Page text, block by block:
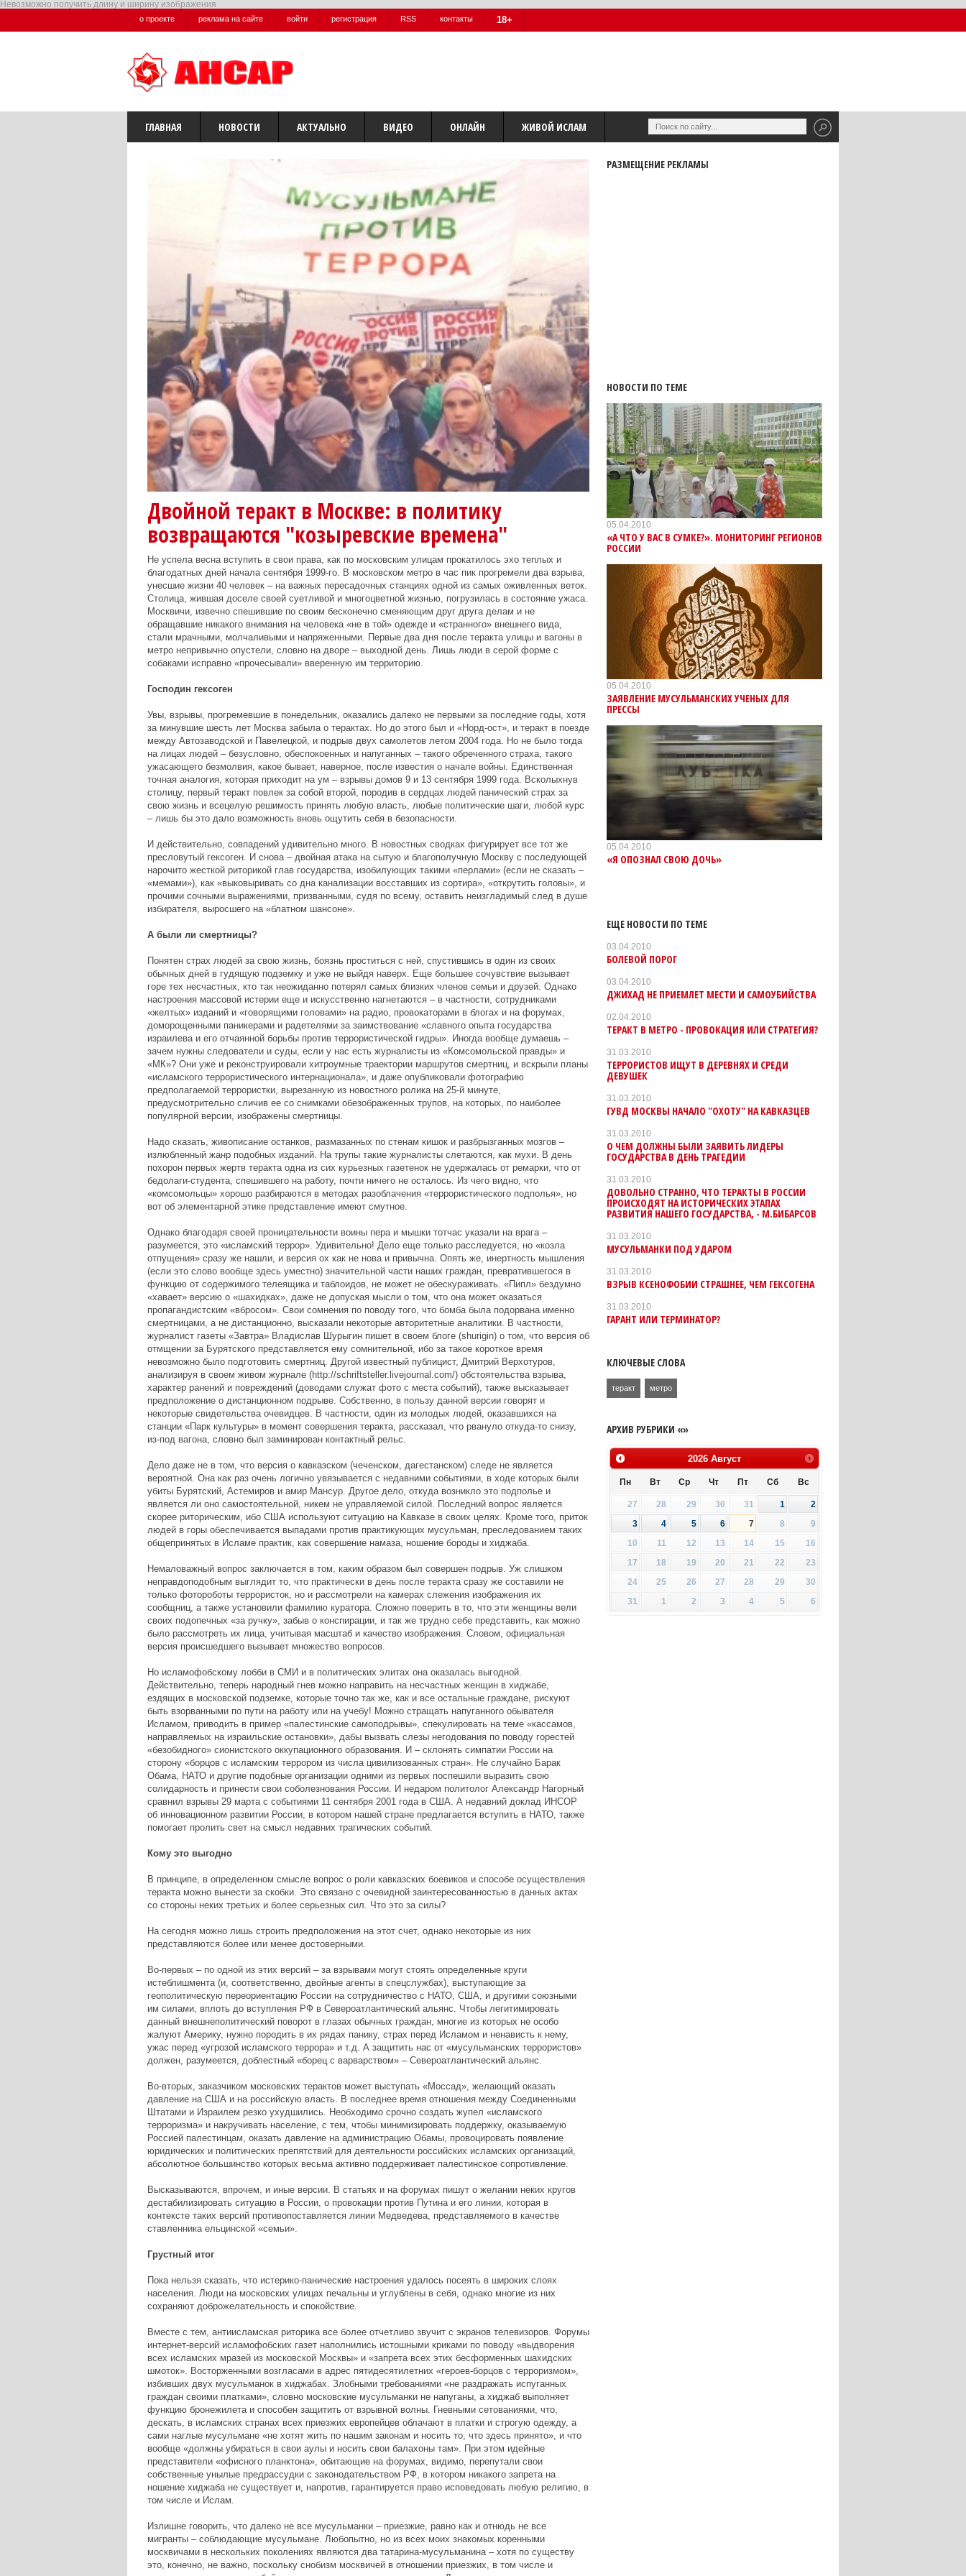
Невозможно получить длину и ширину изображения
о проекте реклама на сайте войти регистрация RSS контакты 18+
ГЛАВНАЯ НОВОСТИ АКТУАЛЬНО ВИДЕО ОНЛАЙН ЖИВОЙ ИСЛАМ
Двойной теракт в Москве: в политику
возвращаются "козыревские времена"
Не успела весна вступить в свои права, как по московским улицам прокатилось эхо теплых и
благодатных дней начала сентября 1999-го. В московском метро в час пик прогремели два взрыва,
унесшие жизни 40 человек – на важных пересадочных станциях одной из самых оживленных веток.
Столица, жившая доселе своей суетливой и многоцветной жизнью, погрузилась в состояние ужаса.
Москвичи, извечно спешившие по своим бесконечно сменяющим друг друга делам и не
обращавшие никакого внимания на человека «не в той» одежде и «странного» внешнего вида,
стали мрачными, молчаливыми и напряженными. Первые два дня после теракта улицы и вагоны в
метро непривычно опустели, словно на дворе – выходной день. Лишь люди в серой форме с
собаками исправно «прочесывали» вверенную им территорию.
Господин гексоген
Увы, взрывы, прогремевшие в понедельник, оказались далеко не первыми за последние годы, хотя
за минувшие шесть лет Москва забыла о терактах. Но до этого был и «Норд-ост», и теракт в поезде
между Автозаводской и Павелецкой, и подрыв двух самолетов летом 2004 года. Но не было тогда
на лицах людей – безусловно, обеспокоенных и напуганных – такого обреченного страха, такого
ужасающего безмолвия, какое бывает, наверное, после известия о начале войны. Единственная
точная аналогия, которая приходит на ум – взрывы домов 9 и 13 сентября 1999 года. Всколыхнув
столицу, первый теракт повлек за собой второй, породив в сердцах людей панический страх за
свою жизнь и всецелую решимость принять любую власть, любые политические шаги, любой курс
– лишь бы это дало возможность вновь ощутить себя в безопасности.
И действительно, совпадений удивительно много. В новостных сводках фигурирует все тот же
пресловутый гексоген. И снова – двойная атака на сытую и благополучную Москву с последующей
нарочито жесткой риторикой глав государства, изобилующих такими «перлами» (если не сказать –
«мемами»), как «выковыривать со дна канализации восставших из сортира», «открутить головы», и
прочими сочными выражениями, призванными, судя по всему, оставить неизгладимый след в душе
избирателя, выросшего на «блатном шансоне».
А были ли смертницы?
Понятен страх людей за свою жизнь, боязнь проститься с ней, спустившись в один из своих
обычных дней в гудящую подземку и уже не выйдя наверх. Еще большее сочувствие вызывает
горе тех несчастных, кто так неожиданно потерял самых близких членов семьи и друзей. Однако
настроения массовой истерии еще и искусственно нагнетаются – в частности, сотрудниками
«желтых» изданий и «говорящими головами» на радио, провокаторами в блогах и на форумах,
доморощенными паникерами и радетелями за заимствование «славного опыта государства
израилева и его отчаянной борьбы против террористической гидры». Иногда вообще думаешь –
зачем нужны следователи и суды, если у нас есть журналисты из «Комсомольской правды» и
«МК»? Они уже и реконструировали хитроумные траектории маршрутов смертниц, и вскрыли планы
«исламского террористического интернационала», и даже опубликовали фотографию
предполагаемой террористки, вырезанную из новостного ролика на 25-й минуте,
предусмотрительно сличив ее со снимками обезображенных трупов, на которых, по наиболее
популярной версии, изображены смертницы.
Надо сказать, живописание останков, размазанных по стенам кишок и разбрызганных мозгов –
излюбленный жанр подобных изданий. На трупы такие журналисты слетаются, как мухи. В день
похорон первых жертв теракта одна из сих курьезных газетенок не удержалась от ремарки, что от
бедолаги-студента, спешившего на работу, почти ничего не осталось. Из чего видно, что
«комсомольцы» хорошо разбираются в методах разоблачения «террористического подполья», но
вот об элементарной этике представление имеют смутное.
Однако благодаря своей проницательности воины пера и мышки тотчас указали на врага –
разумеется, это «исламский террор». Удивительно! Дело еще только расследуется, но «козла
отпущения» сразу же нашли, и версия ох как не нова и привычна. Опять же, инертность мышления
(если это слово вообще здесь уместно) значительной части наших граждан, превратившегося в
функцию от содержимого телеящика и таблоидов, не может не обескураживать. «Пипл» бездумно
«хавает» версию о «шахидках», даже не допуская мысли о том, что она может оказаться
пропагандистским «вбросом». Свои сомнения по поводу того, что бомба была подорвана именно
смертницами, а не дистанционно, высказали некоторые авторитетные аналитики. В частности,
журналист газеты «Завтра» Владислав Шурыгин пишет в своем блоге (shurigin) о том, что версия об
отмщении за Бурятского представляется ему сомнительной, ибо за такое короткое время
невозможно было подготовить смертниц. Другой известный публицист, Дмитрий Верхотуров,
анализируя в своем живом журнале (http://schriftsteller.livejournal.com/) обстоятельства взрыва,
характер ранений и повреждений (доводами служат фото с места событий), также высказывает
предположение о дистанционном подрыве. Собственно, в пользу данной версии говорят и
некоторые свидетельства очевидцев. В частности, один из молодых людей, оказавшихся на
станции «Парк культуры» в момент совершения теракта, рассказал, что рвануло откуда-то снизу,
из-под вагона, словно был заминирован контактный рельс.
Дело даже не в том, что версия о кавказском (чеченском, дагестанском) следе не является
вероятной. Она как раз очень логично увязывается с недавними событиями, в ходе которых были
убиты Бурятский, Астемиров и амир Мансур. Другое дело, откуда возникло это подполье и
является ли оно самостоятельной, никем не управляемой силой. Последний вопрос является
скорее риторическим, ибо США используют ситуацию на Кавказе в своих целях. Кроме того, приток
людей в горы обеспечивается выпадами против практикующих мусульман, преследованием таких
общепринятых в Исламе практик, как совершение намаза, ношение бороды и хиджаба.
Немаловажный вопрос заключается в том, каким образом был совершен подрыв. Уж слишком
неправдоподобным выглядит то, что практически в день после теракта сразу же составили не
только фотороботы террористок, но и рассмотрели на камерах слежения изображения их
сообщниц, а также установили фамилию куратора. Сложно поверить в то, что эти женщины вели
своих подопечных «за ручку», забыв о конспирации, и так же трудно себе представить, как можно
было рассмотреть их лица, учитывая масштаб и качество изображения. Словом, официальная
версия происшедшего вызывает множество вопросов.
Но исламофобскому лобби в СМИ и в политических элитах она оказалась выгодной.
Действительно, теперь народный гнев можно направить на несчастных женщин в хиджабе,
ездящих в московской подземке, которые точно так же, как и все остальные граждане, рискуют
быть взорванными по пути на работу или на учебу! Можно стращать напуганного обывателя
Исламом, приводить в пример «палестинские самоподрывы», спекулировать на теме «кассамов,
направляемых на израильские остановки», дабы вызвать слезы негодования по поводу горестей
«безобидного» сионистского оккупационного образования. И – склонять симпатии России на
сторону «борцов с исламским террором из числа цивилизованных стран». Не случайно Барак
Обама, НАТО и другие подобные организации одними из первых поспешили выразить свою
солидарность и принести свои соболезнования России. И недаром политолог Александр Нагорный
сравнил взрывы 29 марта с событиями 11 сентября 2001 года в США. А недавний доклад ИНСОР
об инновационном развитии России, в котором нашей стране предлагается вступить в НАТО, также
помогает пролить свет на смысл недавних трагических событий.
Кому это выгодно
В принципе, в определенном смысле вопрос о роли кавказских боевиков и способе осуществления
теракта можно вынести за скобки. Это связано с очевидной заинтересованностью в данных актах
со стороны неких третьих и более серьезных сил. Что это за силы?
На сегодня можно лишь строить предположения на этот счет, однако некоторые из них
представляются более или менее достоверными.
Во-первых – по одной из этих версий – за взрывами могут стоять определенные круги
истеблишмента (и, соответственно, двойные агенты в спецслужбах), выступающие за
геополитическую переориентацию России на сотрудничество с НАТО, США, и другими союзными
им силами, вплоть до вступления РФ в Североатлантический альянс. Чтобы легитимировать
данный внешнеполитический поворот в глазах обычных граждан, многие из которых не особо
жалуют Америку, нужно породить в их рядах панику, страх перед Исламом и ненависть к нему,
ужас перед «угрозой исламского террора» и т.д. А защитить нас от «мусульманских террористов»
должен, разумеется, доблестный «борец с варварством» – Североатлантический альянс.
Во-вторых, заказчиком московских терактов может выступать «Моссад», желающий оказать
давление на США и на российскую власть. В последнее время отношения между Соединенными
Штатами и Израилем резко ухудшились. Необходимо срочно создать жупел «исламского
терроризма» и накручивать население, с тем, чтобы минимизировать поддержку, оказываемую
Россией палестинцам, оказать давление на администрацию Обамы, провоцировать появление
юридических и политических препятствий для деятельности российских исламских организаций,
абсолютное большинство которых весьма активно поддерживает палестинское сопротивление.
Высказываются, впрочем, и иные версии. В статьях и на форумах пишут о желании неких кругов
дестабилизировать ситуацию в России, о провокации против Путина и его линии, которая в
контексте таких версий противопоставляется линии Медведева, представляемого в качестве
ставленника ельцинской «семьи».
Грустный итог
Пока нельзя сказать, что истерико-панические настроения удалось посеять в широких слоях
населения. Люди на московских улицах печальны и углублены в себя, однако многие из них
сохраняют доброжелательность и спокойствие.
Вместе с тем, антиисламская риторика все более отчетливо звучит с экранов телевизоров. Форумы
интернет-версий исламофобских газет наполнились истошными криками по поводу «выдворения
всех исламских мразей из московской Москвы» и «запрета всех этих бесформенных шахидских
шмоток». Восторженными возгласами в адрес пятидесятилетних «героев-борцов с терроризмом»,
избивших двух мусульманок в хиджабах. Злобными требованиями «не раздражать испуганных
граждан своими платками», словно московские мусульманки не напуганы, а хиджаб выполняет
функцию бронежилета и способен защитить от взрывной волны. Гневными сетованиями, что,
дескать, в исламских странах всех приезжих европейцев облачают в платки и строгую одежду, а
сами наглые мусульмане «не хотят жить по нашим законам и носить то, что здесь принято», и что
вообще «должны убираться в свои аулы и носить свои балахоны там». При этом идейные
представители «офисного планктона», обитающие на форумах, видимо, перепутали свои
собственные унылые предрассудки с законодательством РФ, в котором никакого запрета на
ношение хиджаба не существует и, напротив, гарантируется право исповедовать любую религию, в
том числе и Ислам.
Излишне говорить, что далеко не все мусульманки – приезжие, равно как и отнюдь не все
мигранты – соблюдающие мусульмане. Любопытно, но из всех моих знакомых коренными
москвичами в нескольких поколениях являются два татарина-мусульманина – хотя по существу
это, конечно, не важно, поскольку снобизм москвичей в отношении приезжих, в том числе и
РАЗМЕЩЕНИЕ РЕКЛАМЫ
НОВОСТИ ПО ТЕМЕ
05.04.2010
«А ЧТО У ВАС В СУМКЕ?». МОНИТОРИНГ РЕГИОНОВ
РОССИИ
05.04.2010
ЗАЯВЛЕНИЕ МУСУЛЬМАНСКИХ УЧЕНЫХ ДЛЯ
ПРЕССЫ
05.04.2010
«Я ОПОЗНАЛ СВОЮ ДОЧЬ»
ЕЩЕ НОВОСТИ ПО ТЕМЕ
03.04.2010
БОЛЕВОЙ ПОРОГ
03.04.2010
ДЖИХАД НЕ ПРИЕМЛЕТ МЕСТИ И САМОУБИЙСТВА
02.04.2010
ТЕРАКТ В МЕТРО - ПРОВОКАЦИЯ ИЛИ СТРАТЕГИЯ?
31.03.2010
ТЕРРОРИСТОВ ИЩУТ В ДЕРЕВНЯХ И СРЕДИ
ДЕВУШЕК
31.03.2010
ГУВД МОСКВЫ НАЧАЛО "ОХОТУ" НА КАВКАЗЦЕВ
31.03.2010
О ЧЕМ ДОЛЖНЫ БЫЛИ ЗАЯВИТЬ ЛИДЕРЫ
ГОСУДАРСТВА В ДЕНЬ ТРАГЕДИИ
31.03.2010
ДОВОЛЬНО СТРАННО, ЧТО ТЕРАКТЫ В РОССИИ
ПРОИСХОДЯТ НА ИСТОРИЧЕСКИХ ЭТАПАХ
РАЗВИТИЯ НАШЕГО ГОСУДАРСТВА, - М.БИБАРСОВ
31.03.2010
МУСУЛЬМАНКИ ПОД УДАРОМ
31.03.2010
ВЗРЫВ КСЕНОФОБИИ СТРАШНЕЕ, ЧЕМ ГЕКСОГЕНА
31.03.2010
ГАРАНТ ИЛИ ТЕРМИНАТОР?
КЛЮЧЕВЫЕ СЛОВА
теракт метро
АРХИВ РУБРИКИ «»
2026 Август
Пн Вт Ср Чт Пт Сб Вс
27 28 29 30 31 1
2
3
4 5 6 7 8
9
10
11 12 13 14 15
16
17
18 19 20 21 22
23
24
25 26 27 28 29
30
31
1 2 3 4 5 6